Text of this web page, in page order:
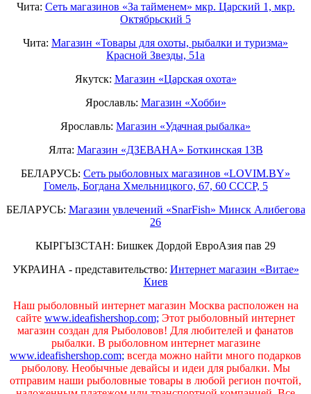
Чита: Сеть магазинов «За тайменем» мкр. Царский 1, мкр.
Октябрьский 5
Чита: Магазин «Товары для охоты, рыбалки и туризма»
Красной Звезды, 51а
Якутск: Магазин «Царская охота»
Ярославль: Магазин «Хобби»
Ярославль: Магазин «Удачная рыбалка»
Ялта: Магазин «ДЗЕВАНА» Боткинская 13В
БЕЛАРУСЬ: Сеть рыболовных магазинов «LOVIM.BY»
Гомель, Богдана Хмельницкого, 67, 60 СССР, 5
БЕЛАРУСЬ: Магазин увлечений «SnarFish» Минск Алибегова
26
КЫРГЫЗСТАН: Бишкек Дордой ЕвроАзия пав 29
УКРАИНА - представительство: Интернет магазин «Витае»
Киев
Наш рыболовный интернет магазин Москва расположен на
сайте www.ideafishershop.com; Этот рыболовный интернет
магазин создан для Рыболовов! Для любителей и фанатов
рыбалки. В рыболовном интернет магазине
www.ideafishershop.com; всегда можно найти много подарков
рыболову. Необычные девайсы и идеи для рыбалки. Мы
отправим наши рыболовные товары в любой регион почтой,